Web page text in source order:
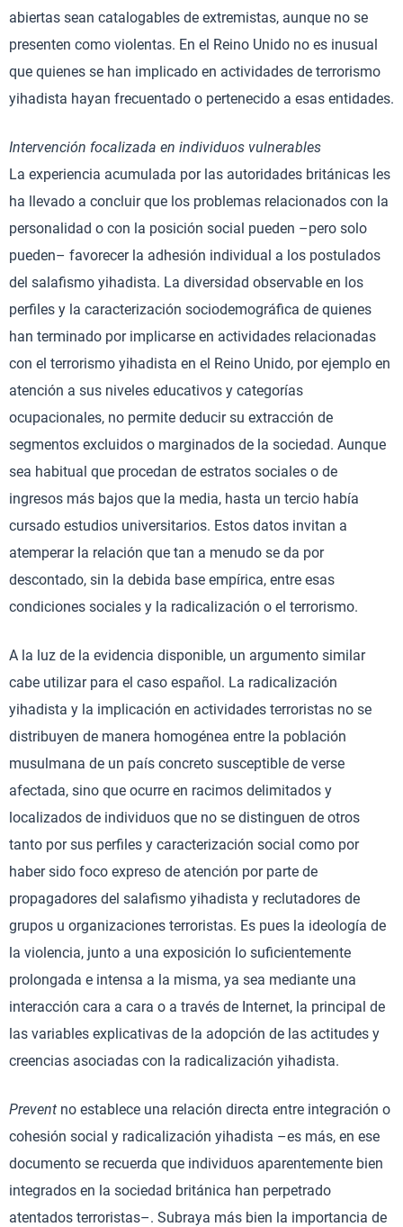
abiertas sean catalogables de extremistas, aunque no se
presenten como violentas. En el Reino Unido no es inusual
que quienes se han implicado en actividades de terrorismo
yihadista hayan frecuentado o pertenecido a esas entidades.
Intervención focalizada en individuos vulnerables
La experiencia acumulada por las autoridades británicas les
ha llevado a concluir que los problemas relacionados con la
personalidad o con la posición social pueden –pero solo
pueden– favorecer la adhesión individual a los postulados
del salafismo yihadista. La diversidad observable en los
perfiles y la caracterización sociodemográfica de quienes
han terminado por implicarse en actividades relacionadas
con el terrorismo yihadista en el Reino Unido, por ejemplo en
atención a sus niveles educativos y categorías
ocupacionales, no permite deducir su extracción de
segmentos excluidos o marginados de la sociedad. Aunque
sea habitual que procedan de estratos sociales o de
ingresos más bajos que la media, hasta un tercio había
cursado estudios universitarios. Estos datos invitan a
atemperar la relación que tan a menudo se da por
descontado, sin la debida base empírica, entre esas
condiciones sociales y la radicalización o el terrorismo.
A la luz de la evidencia disponible, un argumento similar
cabe utilizar para el caso español. La radicalización
yihadista y la implicación en actividades terroristas no se
distribuyen de manera homogénea entre la población
musulmana de un país concreto susceptible de verse
afectada, sino que ocurre en racimos delimitados y
localizados de individuos que no se distinguen de otros
tanto por sus perfiles y caracterización social como por
haber sido foco expreso de atención por parte de
propagadores del salafismo yihadista y reclutadores de
grupos u organizaciones terroristas. Es pues la ideología de
la violencia, junto a una exposición lo suficientemente
prolongada e intensa a la misma, ya sea mediante una
interacción cara a cara o a través de Internet, la principal de
las variables explicativas de la adopción de las actitudes y
creencias asociadas con la radicalización yihadista.
Prevent no establece una relación directa entre integración o
cohesión social y radicalización yihadista –es más, en ese
documento se recuerda que individuos aparentemente bien
integrados en la sociedad británica han perpetrado
atentados terroristas–. Subraya más bien la importancia de